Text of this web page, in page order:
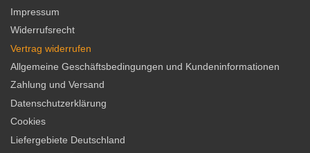
Impressum
Widerrufsrecht
Vertrag widerrufen
Allgemeine Geschäftsbedingungen und Kundeninformationen
Zahlung und Versand
Datenschutzerklärung
Cookies
Liefergebiete Deutschland